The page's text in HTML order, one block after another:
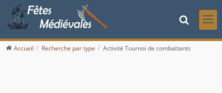
Accueil Recherche par type Activité Tournoi de combattants